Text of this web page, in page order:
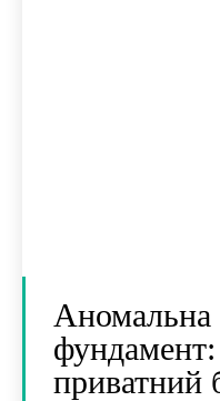
Аномальна
фундамент:
приватний